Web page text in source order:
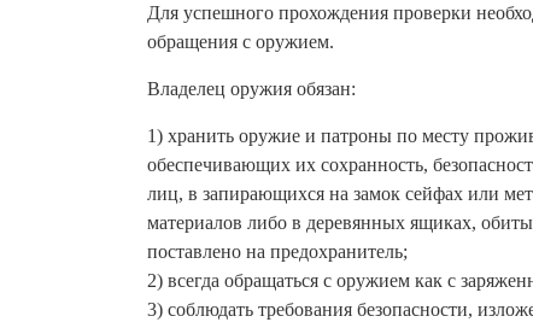
Для успешного прохождения проверки
обращения с оружием.
Владелец оружия обязан:
1) хранить оружие и патроны по месту
обеспечивающих их сохранность,
лиц, в запирающихся на замок сейфах или
материалов либо в деревянных ящиках,
поставлено на предохранитель;
2) всегда обращаться с оружием как с
3) соблюдать требования безопасности,